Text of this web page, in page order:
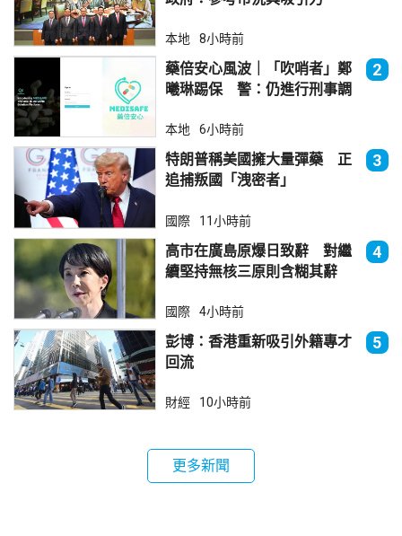
本地 8小時前
藥倍安心風波｜「吹哨者」鄭
曦琳踢保 警：仍進行刑事調
2
本地 6小時前
特朗普稱美國擁大量彈藥 正
追捕叛國「洩密者」
3
國際 11小時前
高市在廣島原爆日致辭 對繼
續堅持無核三原則含糊其辭
4
國際 4小時前
彭博：香港重新吸引外籍專才
回流
5
財經 10小時前
更多新聞